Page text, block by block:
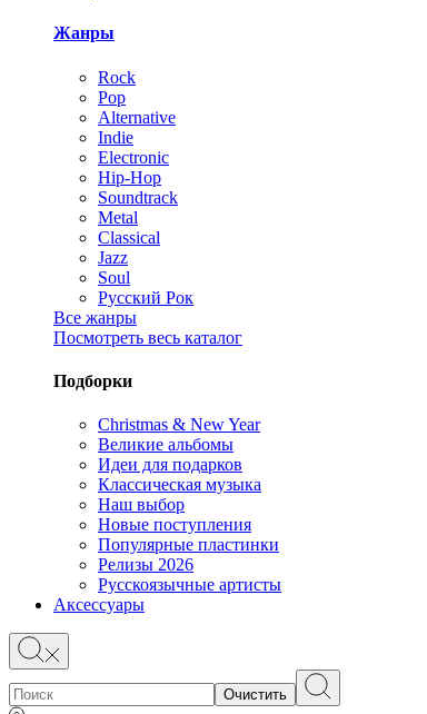
Жанры
Rock
Pop
Alternative
Indie
Electronic
Hip-Hop
Soundtrack
Metal
Classical
Jazz
Soul
Русский Рок
Все жанры
Посмотреть весь каталог
Подборки
Christmas & New Year
Великие альбомы
Идеи для подарков
Классическая музыка
Наш выбор
Новые поступления
Популярные пластинки
Релизы 2026
Русскоязычные артисты
Аксессуары
Очистить